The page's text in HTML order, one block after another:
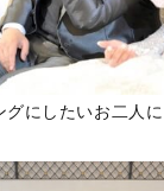
グにしたいお二人